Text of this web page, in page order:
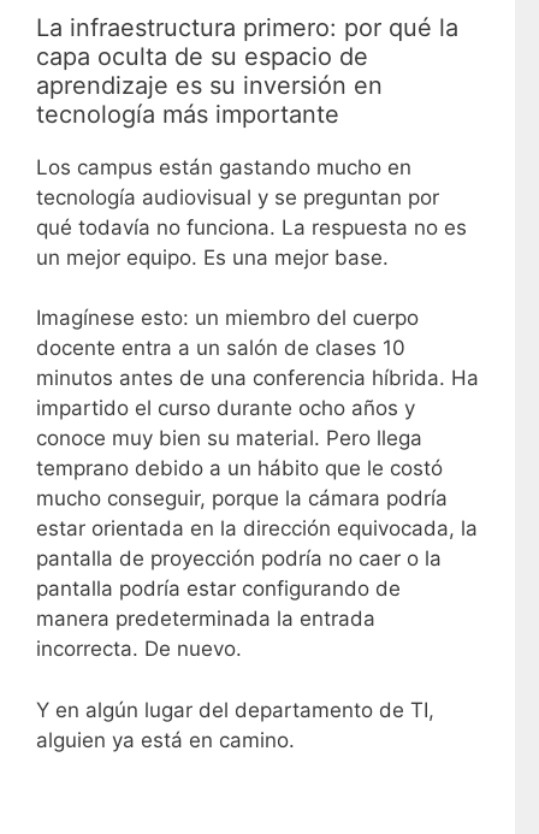
La infraestructura primero: por qué la
capa oculta de su espacio de
aprendizaje es su inversión en
tecnología más importante
Los campus están gastando mucho en
tecnología audiovisual y se preguntan por
qué todavía no funciona. La respuesta no es
un mejor equipo. Es una mejor base.
Imagínese esto: un miembro del cuerpo
docente entra a un salón de clases 10
minutos antes de una conferencia híbrida. Ha
impartido el curso durante ocho años y
conoce muy bien su material. Pero llega
temprano debido a un hábito que le costó
mucho conseguir, porque la cámara podría
estar orientada en la dirección equivocada, la
pantalla de proyección podría no caer o la
pantalla podría estar configurando de
manera predeterminada la entrada
incorrecta. De nuevo.
Y en algún lugar del departamento de TI,
alguien ya está en camino.